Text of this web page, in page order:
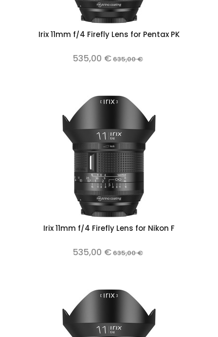
Irix 11mm f/4 Firefly Lens for Pentax PK
535,00 €635,00 €
Irix 11mm f/4 Firefly Lens for Nikon F
535,00 €635,00 €